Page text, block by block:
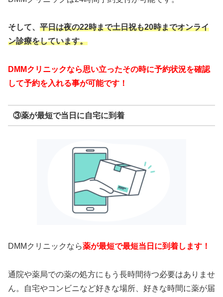
そして、 平日は夜の22時まで土日祝も20時までオンライ
ン診療をしています。
DMMクリニックなら思い立ったその時に予約状況を確認
して予約を入れる事が可能です！
③薬が最短で当日に自宅に到着
DMMクリニックなら薬が最短で最短当日に到着します！
通院や薬局での薬の処方にもう長時間待つ必要はありませ
ん。自宅やコンビニなど好きな場所、好きな時間に薬が届